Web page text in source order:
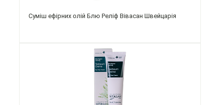
Суміш ефірних олій Блю Реліф Вівасан Швейцарія